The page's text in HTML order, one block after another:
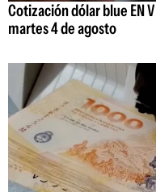
Cotización dólar blue EN
martes 4 de agosto